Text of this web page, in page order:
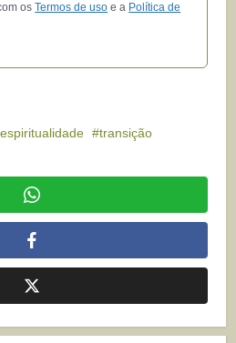
osTermos de uso e a Política de
espiritualidade
transição